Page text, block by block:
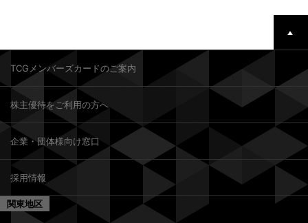
TCGメンバーズカードのご案内
株主優待をご利用の方へ
企業・団体様向け窓口
採用情報
関東地区